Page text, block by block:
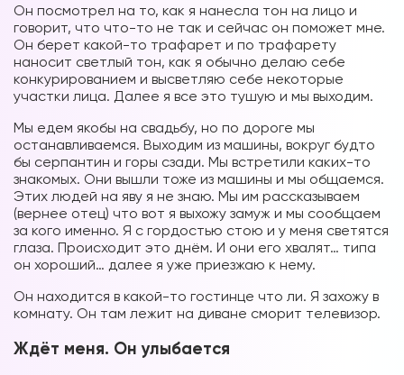
Он посмотрел на то, как я нанесла тон на лицо и
говорит, что что-то не так и сейчас он поможет мне.
Он берет какой-то трафарет и по трафарету
наносит светлый тон, как я обычно делаю себе
конкурированием и высветляю себе некоторые
участки лица. Далее я все это тушую и мы выходим.
Мы едем якобы на свадьбу, но по дороге мы
останавливаемся. Выходим из машины, вокруг будто
бы серпантин и горы сзади. Мы встретили каких-то
знакомых. Они вышли тоже из машины и мы общаемся.
Этих людей на яву я не знаю. Мы им рассказываем
(вернее отец) что вот я выхожу замуж и мы сообщаем
за кого именно. Я с гордостью стою и у меня светятся
глаза. Происходит это днём. И они его хвалят… типа
он хороший… далее я уже приезжаю к нему.
Он находится в какой-то гостинце что ли. Я захожу в
комнату. Он там лежит на диване сморит телевизор.
Ждёт меня. Он улыбается